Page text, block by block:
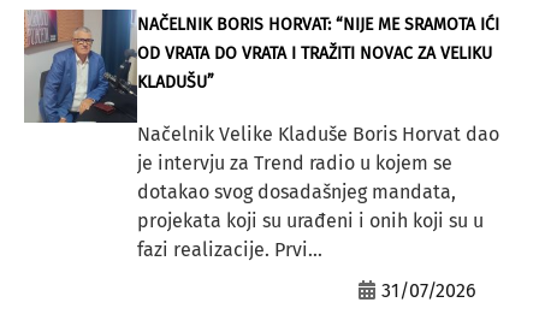
NAČELNIK BORIS HORVAT: “NIJE ME SRAMOTA IĆI
OD VRATA DO VRATA I TRAŽITI NOVAC ZA VELIKU
KLADUŠU”
Načelnik Velike Kladuše Boris Horvat dao
je intervju za Trend radio u kojem se
dotakao svog dosadašnjeg mandata,
projekata koji su urađeni i onih koji su u
fazi realizacije. Prvi...
31/07/2026